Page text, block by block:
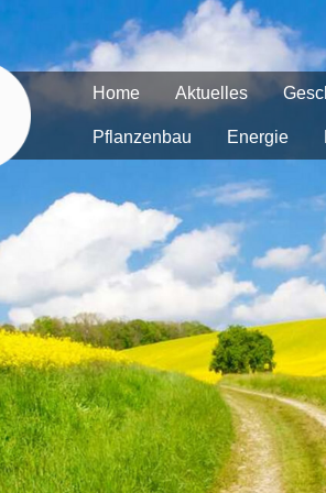
Home Aktuelles
Pflanzenbau Energie